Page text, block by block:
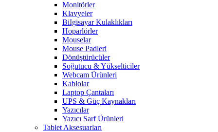
Monitörler
Klavyeler
BiIgisayar Kulaklıkları
Hoparlörler
Mouselar
Mouse Padleri
Dönüştürücüler
Soğutucu & Yükselticiler
Webcam Ürünleri
Kablolar
Laptop Çantaları
UPS & Güç Kaynakları
Yazıcılar
Yazıcı Sarf Ürünleri
Tablet Aksesuarları